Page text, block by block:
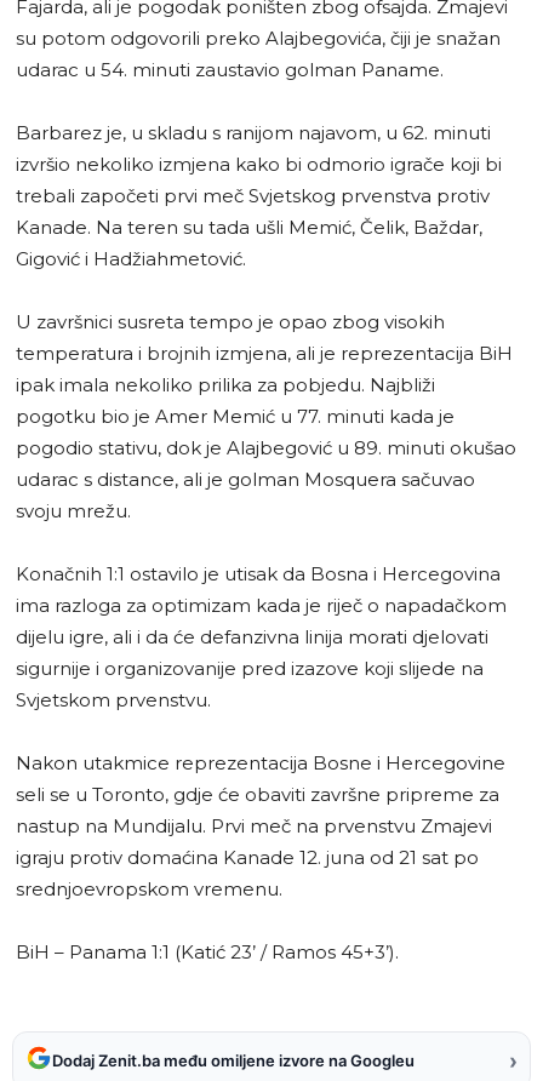
Fajarda, ali je pogodak poništen zbog ofsajda. Zmajevi
su potom odgovorili preko Alajbegovića, čiji je snažan
udarac u 54. minuti zaustavio golman Paname.
Barbarez je, u skladu s ranijom najavom, u 62. minuti
izvršio nekoliko izmjena kako bi odmorio igrače koji bi
trebali započeti prvi meč Svjetskog prvenstva protiv
Kanade. Na teren su tada ušli Memić, Čelik, Baždar,
Gigović i Hadžiahmetović.
U završnici susreta tempo je opao zbog visokih
temperatura i brojnih izmjena, ali je reprezentacija BiH
ipak imala nekoliko prilika za pobjedu. Najbliži
pogotku bio je Amer Memić u 77. minuti kada je
pogodio stativu, dok je Alajbegović u 89. minuti okušao
udarac s distance, ali je golman Mosquera sačuvao
svoju mrežu.
Konačnih 1:1 ostavilo je utisak da Bosna i Hercegovina
ima razloga za optimizam kada je riječ o napadačkom
dijelu igre, ali i da će defanzivna linija morati djelovati
sigurnije i organizovanije pred izazove koji slijede na
Svjetskom prvenstvu.
Nakon utakmice reprezentacija Bosne i Hercegovine
seli se u Toronto, gdje će obaviti završne pripreme za
nastup na Mundijalu. Prvi meč na prvenstvu Zmajevi
igraju protiv domaćina Kanade 12. juna od 21 sat po
srednjoevropskom vremenu.
BiH – Panama 1:1 (Katić 23’ / Ramos 45+3’).
Dodaj Zenit.ba među omiljene izvore na Googleu ›